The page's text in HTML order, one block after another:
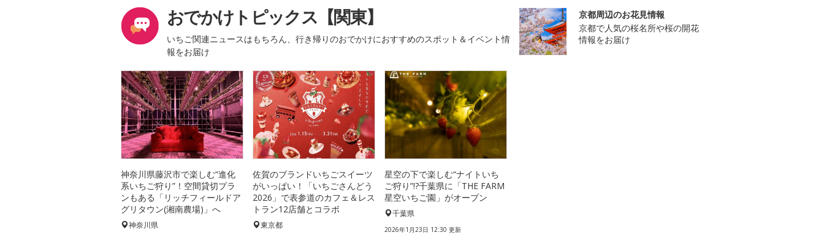
おでかけトピックス【関東】
いちご関連ニュースはもちろん、行き帰りのおでかけにおすすめのスポット＆イベント情
報をお届け
神奈川県藤沢市で楽しむ“進化
系いちご狩り”！空間貸切プラ
ンもある「リッチフィールドア
グリタウン(湘南農場)」へ
神奈川県
佐賀のブランドいちごスイーツ
がいっぱい！「いちごさんどう
2026」で表参道のカフェ＆レス
トラン12店舗とコラボ
東京都
星空の下で楽しむ“ナイトいち
ご狩り”!?千葉県に「THE FARM
星空いちご園」がオープン
千葉県
2026年1月23日 12:30 更新
京都周辺のお花見情報
京都で人気の桜名所や桜の開花
情報をお届け